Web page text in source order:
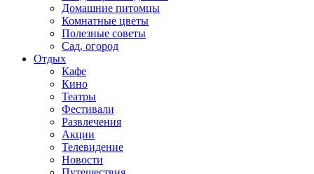
Домашние питомцы
Комнатные цветы
Полезные советы
Сад, огород
Отдых
Кафе
Кино
Театры
Фестивали
Развлечения
Акции
Телевидение
Новости